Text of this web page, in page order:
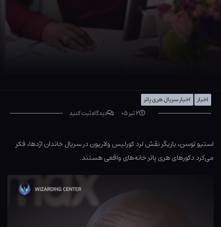
اخبار
اخبار سریال هری پاتر
۲ تیر ۰۵
دیدگاه ثبت کنید
استیو توسن، بازیگر نقش لرد کورلیس ولاریون در سریال خاندان اژدها، فکر
می‌کرد دکورهای هری پاتر خانه‌های واقعی هستند.